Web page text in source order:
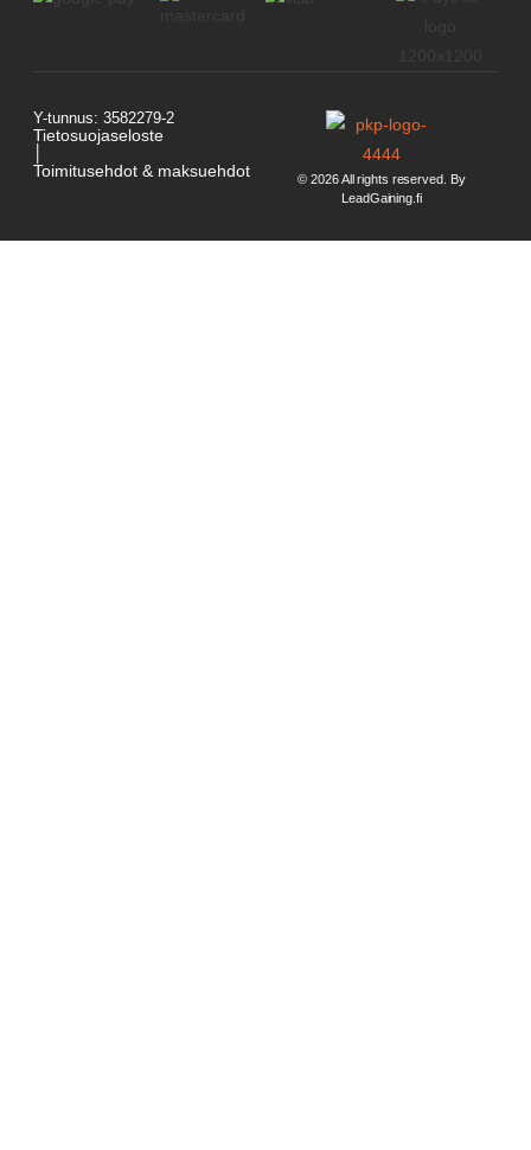
© 2026 All rights reserved. By
LeadGaining.fi
Y-tunnus: 3582279-2
Tietosuojaseloste
Toimitusehdot & maksuehdot